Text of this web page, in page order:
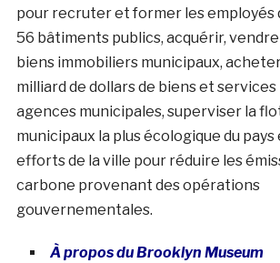
pour recruter et former les employés
56 bâtiments publics, acquérir,
biens immobiliers municipaux, acheter
milliard de dollars de biens et services
agences municipales, superviser la
municipaux la plus écologique du
efforts de la ville pour réduire les
carbone provenant des opérations
gouvernementales.
À propos du Brooklyn Museum